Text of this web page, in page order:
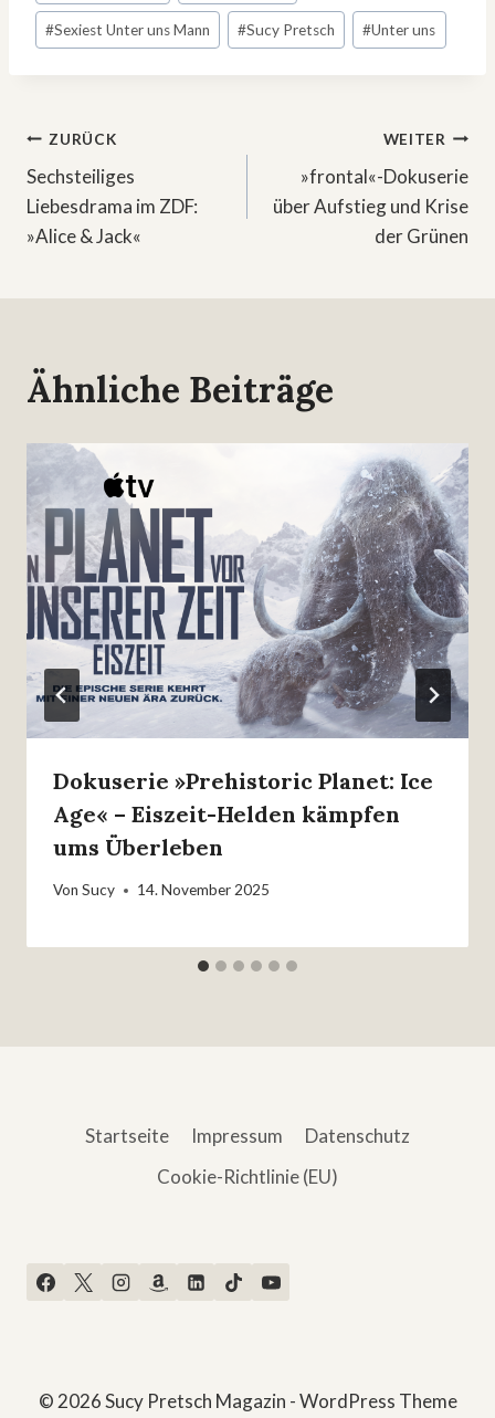
#Sexiest Unter uns Mann #Sucy Pretsch #Unter uns
Beitragsnavigation
ZURÜCK
Sechsteiliges
Liebesdrama im ZDF:
»Alice & Jack«
WEITER
»frontal«-Dokuserie
über Aufstieg und Krise
der Grünen
Ähnliche Beiträge
Dokuserie »Prehistoric Planet: Ice
Age« – Eiszeit-Helden kämpfen
ums Überleben
Von Sucy 14. November 2025
Startseite Impressum
Datenschutz
Cookie-Richtlinie (EU)
© 2026 Sucy Pretsch Magazin - WordPress Theme